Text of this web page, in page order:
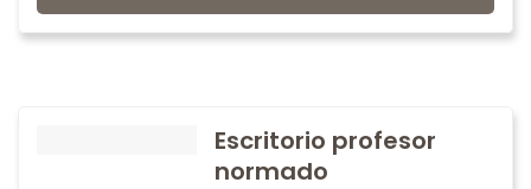
Escritorio profesor
normado